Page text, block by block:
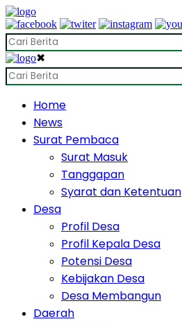
✖
Home
News
Surat Pembaca
Surat Masuk
Tanggapan
Syarat dan Ketentuan
Desa
Profil Desa
Profil Kepala Desa
Potensi Desa
Kebijakan Desa
Desa Membangun
Daerah